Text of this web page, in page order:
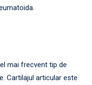
mai frecvent tip de
Cartilajul articular este